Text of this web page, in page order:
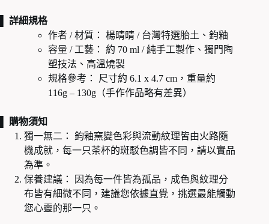
▌ 詳細規格
作者 / 材質： 楊晴晴 / 台灣特選胎土、鈞釉
容量 / 工藝： 約 70 ml / 純手工製作、獨門陶
塑技法、高溫燒製
規格參考： 尺寸約 6.1 x 4.7 cm，重量約
116g – 130g（手作作品略有差異）
▌ 購物須知
獨一無二： 鈞釉窯變色彩與流動紋理皆由火路隨
機成就，每一只茶杯的斑駁色調皆不同，請以實品
為準。
保養建議： 因為每一件皆為孤品，成色與紋理分
布皆有細微不同，建議您依據直覺，挑選最能觸動
您心靈的那一只。